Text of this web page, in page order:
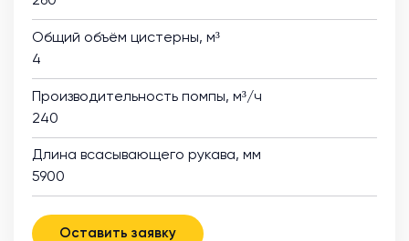
Общий объём цистерны, м³
4
Производительность помпы, м³/ч
240
Длина всасывающего рукава, мм
5900
Оставить заявку